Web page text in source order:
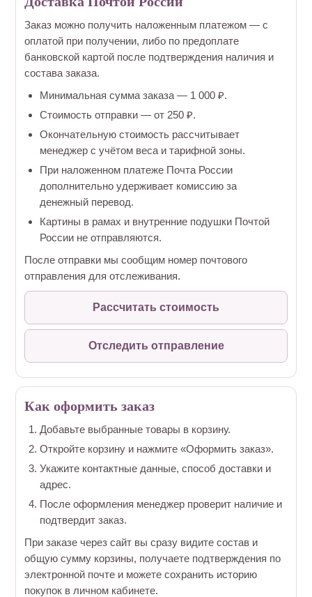
Заказ можно получить наложенным платежом — с
оплатой при получении, либо по предоплате
банковской картой после подтверждения наличия и
состава заказа.
Минимальная сумма заказа — 1 000 ₽.
Стоимость отправки — от 250 ₽.
Окончательную стоимость рассчитывает
менеджер с учётом веса и тарифной зоны.
При наложенном платеже Почта России
дополнительно удерживает комиссию за
денежный перевод.
Картины в рамах и внутренние подушки Почтой
России не отправляются.
После отправки мы сообщим номер почтового
отправления для отслеживания.
Рассчитать стоимость
Отследить отправление
Как оформить заказ
Добавьте выбранные товары в корзину.
Откройте корзину и нажмите «Оформить заказ».
Укажите контактные данные, способ доставки и
адрес.
После оформления менеджер проверит наличие и
подтвердит заказ.
При заказе через сайт вы сразу видите состав и
общую сумму корзины, получаете подтверждения по
электронной почте и можете сохранить историю
покупок в личном кабинете.